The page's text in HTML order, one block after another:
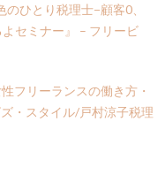
ひとり税理士−顧客0、
セミナー』 – フリービ
フリーランスの働き方・
・スタイル/戸村涼子税理